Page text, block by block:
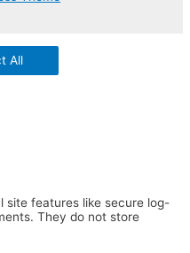
All
site features like secure log-
They do not store